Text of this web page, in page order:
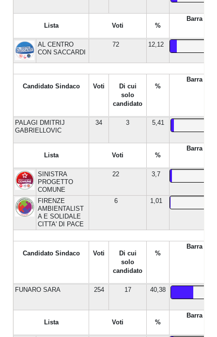
Lista Voti %
Barra %
AL CENTRO
CON SACCARDI
72 12,12
Candidato Sindaco Voti
Di cui
solo
candidato
%
Barra %
PALAGI DMITRIJ
GABRIELLOVIC
34 3 5,41
Lista Voti %
Barra %
SINISTRA
PROGETTO
COMUNE
22 3,7
FIRENZE
AMBIENTALIST
A E SOLIDALE
CITTA' DI PACE
6 1,01
Candidato Sindaco Voti
Di cui
solo
candidato
%
Barra %
FUNARO SARA 254 17 40,38
Lista Voti %
Barra %